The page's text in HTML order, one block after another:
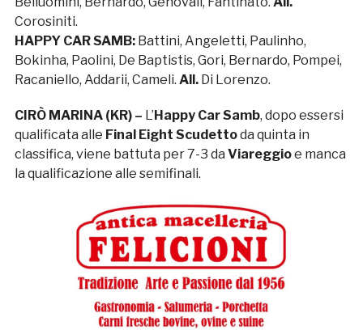
Corosiniti.
HAPPY CAR SAMB: Battini, Angeletti, Paulinho,
Bokinha, Paolini, De Baptistis, Gori, Bernardo, Pompei,
Racaniello, Addarii, Cameli. All.Di Lorenzo.
CIRÒ MARINA (KR) – L’ Happy Car Samb, dopo essersi
qualificata alle Final Eight Scudettoda quinta in
classifica, viene battuta per 7-3 da Viareggioe manca
la qualificazione alle semifinali.